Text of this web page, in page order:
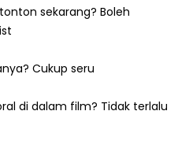
sekarang? Boleh
Cukup seru
di dalam film? Tidak terlalu